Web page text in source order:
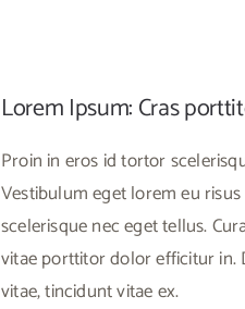
Lorem Ipsum: Cras
Proin in eros id tortor
Vestibulum eget lorem eu
scelerisque nec eget tellus.
vitae porttitor dolor efficitur in.
vitae, tincidunt vitae ex.